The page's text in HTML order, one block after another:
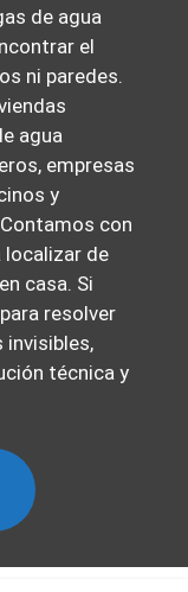
de agua
el
ni paredes.
agua
empresas
y
con
localizar de
casa. Si
resolver
invisibles,
técnica y